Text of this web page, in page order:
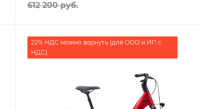
612 200руб.
22% НДС можно вернуть (для ООО и ИП с
НДС)